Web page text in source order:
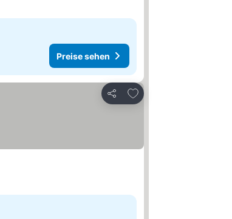
Preise sehen
Teilen
Zu Favoriten hinzufügen